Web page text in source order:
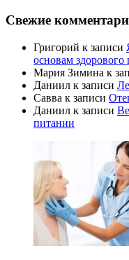
Свежие
Григорий к записи
основам здорового
Мария Зимина к
Даниил к записи
Савва к записи
Даниил к записи
питании